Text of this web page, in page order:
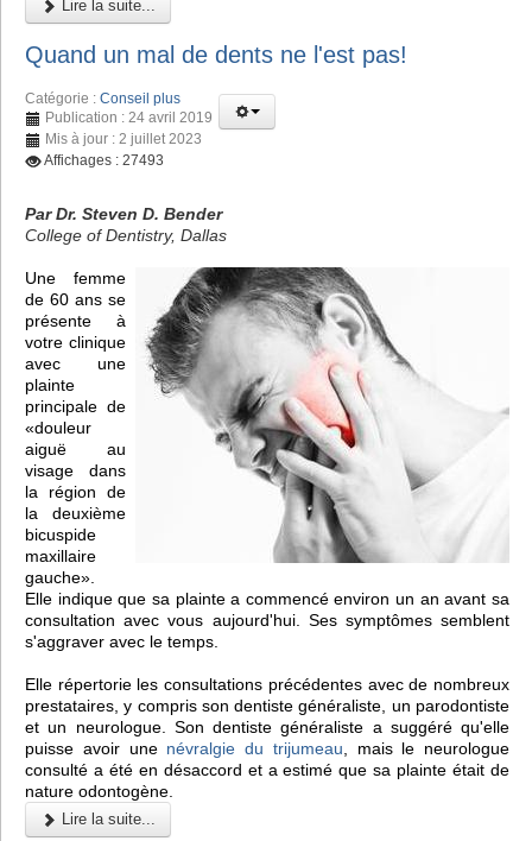
Lire la suite...
Quand un mal de dents ne l'est pas!
Catégorie : Conseil plus
Publication : 24 avril 2019
Mis à jour : 2 juillet 2023
Affichages : 27493
Par Dr. Steven D. Bender
College of Dentistry, Dallas
Une femme
de 60 ans se
présente à
votre clinique
avec une
plainte
principale de
«douleur
aiguë au
visage dans
la région de
la deuxième
bicuspide
maxillaire
gauche».
Elle indique que sa plainte a commencé environ un an avant sa
consultation avec vous aujourd'hui. Ses symptômes semblent
s'aggraver avec le temps.
Elle répertorie les consultations précédentes avec de nombreux
prestataires, y compris son dentiste généraliste, un parodontiste
et un neurologue. Son dentiste généraliste a suggéré qu'elle
puisse avoir une névralgie du trijumeau , mais le neurologue
consulté a été en désaccord et a estimé que sa plainte était de
nature odontogène.
Lire la suite...